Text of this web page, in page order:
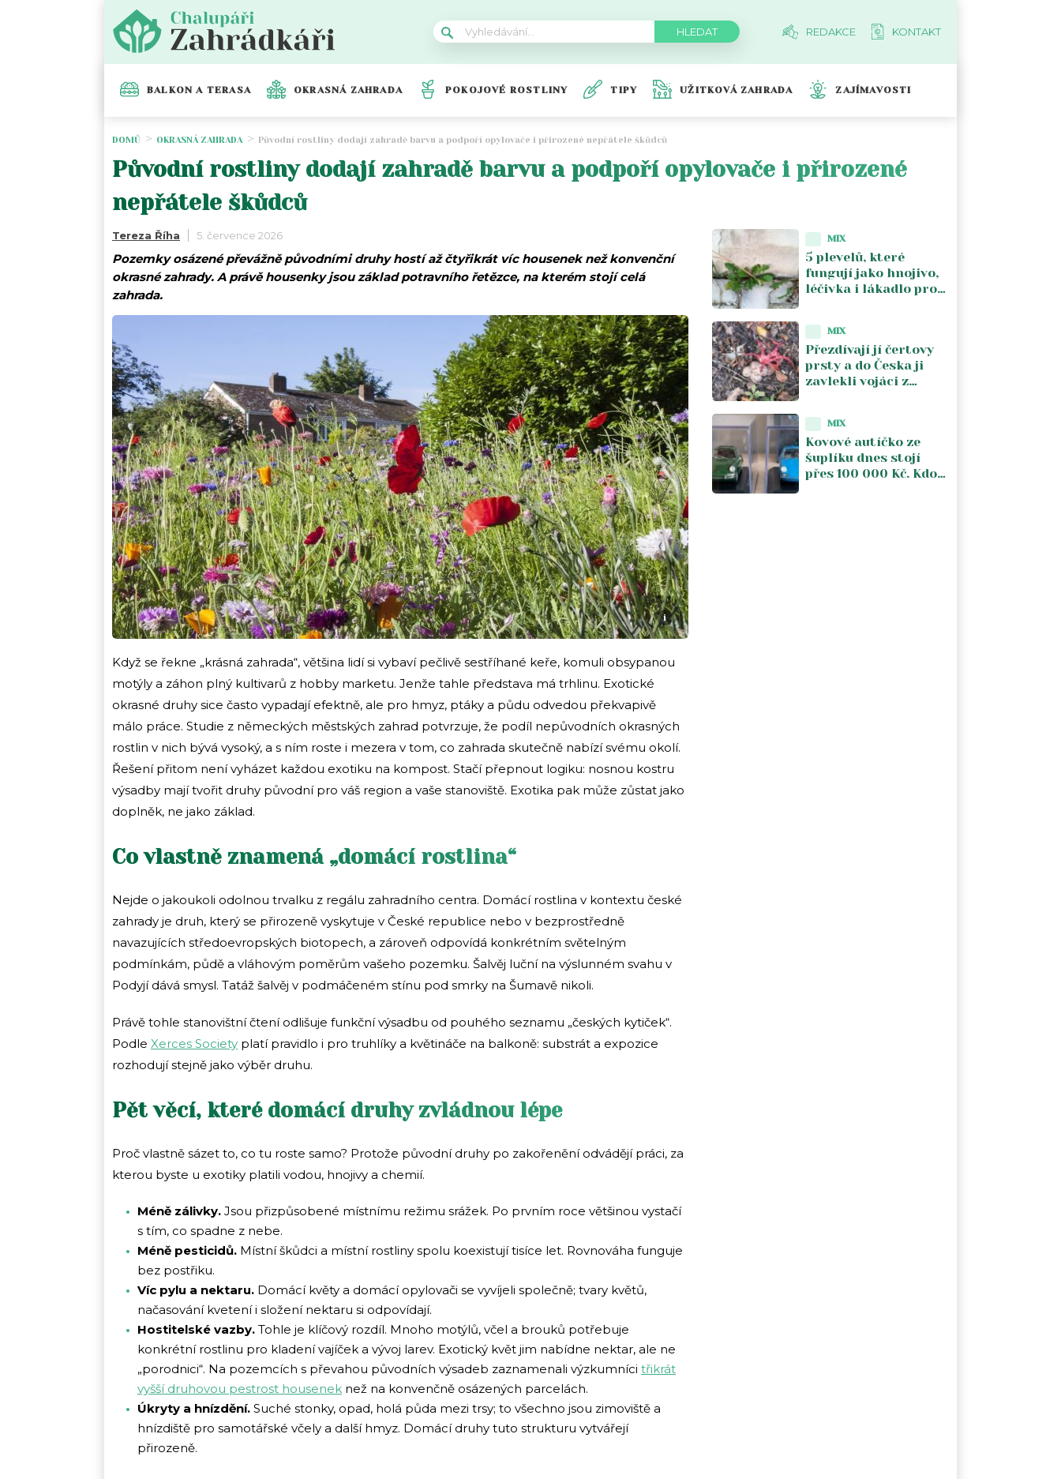
REDAKCE KONTAKT
BALKON A TERASA OKRASNÁ ZAHRADA POKOJOVÉ ROSTLINY TIPY UŽITKOVÁ ZAHRADA ZAJÍMAVOSTI
DOMŮ OKRASNÁ ZAHRADA Původní rostliny dodají zahradě barvu a podpoří opylovače i přirozené nepřátele škůdců
Původní rostliny dodají zahradě barvu a podpoří opylovače i přirozené
nepřátele škůdců
Tereza Říha 5. července 2026
Pozemky osázené převážně původními druhy hostí až čtyřikrát víc housenek než konvenční
okrasné zahrady. A právě housenky jsou základ potravního řetězce, na kterém stojí celá
zahrada.
i
Když se řekne „krásná zahrada“, většina lidí si vybaví pečlivě sestříhané keře, komuli obsypanou
motýly a záhon plný kultivarů z hobby marketu. Jenže tahle představa má trhlinu. Exotické
okrasné druhy sice často vypadají efektně, ale pro hmyz, ptáky a půdu odvedou překvapivě
málo práce. Studie z německých městských zahrad potvrzuje, že podíl nepůvodních okrasných
rostlin v nich bývá vysoký, a s ním roste i mezera v tom, co zahrada skutečně nabízí svému okolí.
Řešení přitom není vyházet každou exotiku na kompost. Stačí přepnout logiku: nosnou kostru
výsadby mají tvořit druhy původní pro váš region a vaše stanoviště. Exotika pak může zůstat jako
doplněk, ne jako základ.
Co vlastně znamená „domácí rostlina“
Nejde o jakoukoli odolnou trvalku z regálu zahradního centra. Domácí rostlina v kontextu české
zahrady je druh, který se přirozeně vyskytuje v České republice nebo v bezprostředně
navazujících středoevropských biotopech, a zároveň odpovídá konkrétním světelným
podmínkám, půdě a vláhovým poměrům vašeho pozemku. Šalvěj luční na výslunném svahu v
Podyjí dává smysl. Tatáž šalvěj v podmáčeném stínu pod smrky na Šumavě nikoli.
Právě tohle stanovištní čtení odlišuje funkční výsadbu od pouhého seznamu „českých kytiček“.
Podle Xerces Society platí pravidlo i pro truhlíky a květináče na balkoně: substrát a expozice
rozhodují stejně jako výběr druhu.
Pět věcí, které domácí druhy zvládnou lépe
Proč vlastně sázet to, co tu roste samo? Protože původní druhy po zakořenění odvádějí práci, za
kterou byste u exotiky platili vodou, hnojivy a chemií.
Méně zálivky. Jsou přizpůsobené místnímu režimu srážek. Po prvním roce většinou vystačí
s tím, co spadne z nebe.
Méně pesticidů. Místní škůdci a místní rostliny spolu koexistují tisíce let. Rovnováha funguje
bez postřiku.
Víc pylu a nektaru. Domácí květy a domácí opylovači se vyvíjeli společně; tvary květů,
načasování kvetení i složení nektaru si odpovídají.
Hostitelské vazby. Tohle je klíčový rozdíl. Mnoho motýlů, včel a brouků potřebuje
konkrétní rostlinu pro kladení vajíček a vývoj larev. Exotický květ jim nabídne nektar, ale ne
„porodnici“. Na pozemcích s převahou původních výsadeb zaznamenali výzkumníci třikrát
vyšší druhovou pestrost housenek než na konvenčně osázených parcelách.
Úkryty a hnízdění. Suché stonky, opad, holá půda mezi trsy; to všechno jsou zimoviště a
hnízdiště pro samotářské včely a další hmyz. Domácí druhy tuto strukturu vytvářejí
přirozeně.
MIX
5 plevelů, které
fungují jako hnojivo,
léčivka i lákadlo pro
záměrně
MIX
Přezdívají jí čertovy
prsty a do Česka ji
zavlekli vojáci z
zabydlela a šíří se dál
MIX
Kovové autíčko ze
šuplíku dnes stojí
přes 100 000 Kč. Kdo